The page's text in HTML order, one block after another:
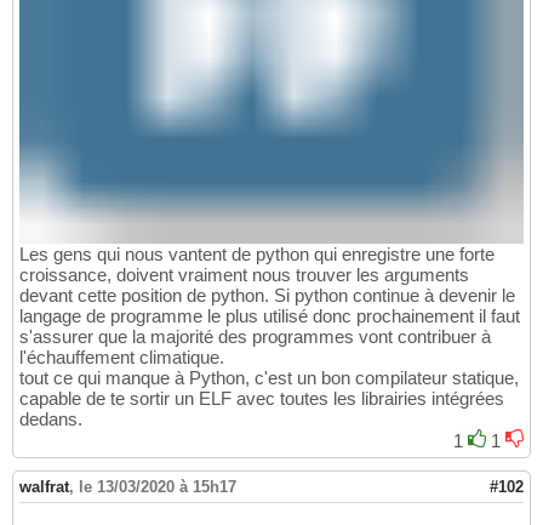
Les gens qui nous vantent de python qui enregistre une forte
croissance, doivent vraiment nous trouver les arguments
devant cette position de python. Si python continue à devenir le
langage de programme le plus utilisé donc prochainement il faut
s'assurer que la majorité des programmes vont contribuer à
l'échauffement climatique.
tout ce qui manque à Python, c'est un bon compilateur statique,
capable de te sortir un ELF avec toutes les librairies intégrées
dedans.
1
1
walfrat, le 13/03/2020 à 15h17 #102